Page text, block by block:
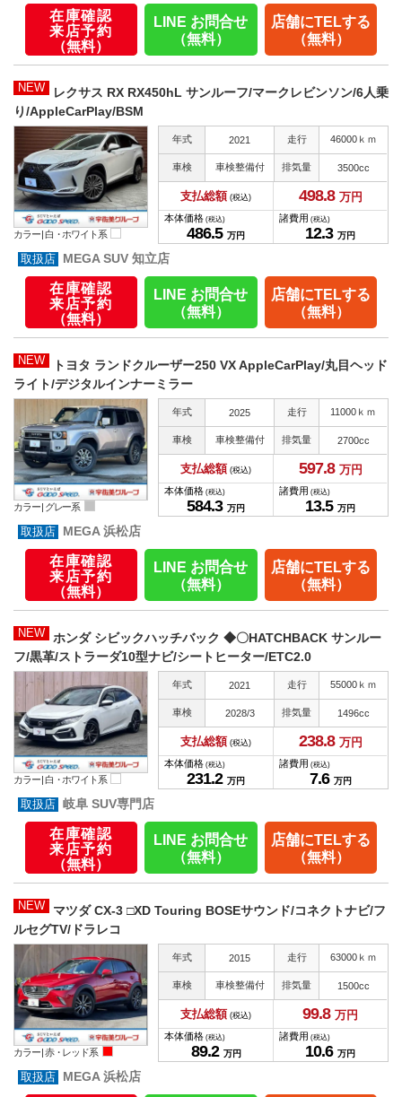
在庫確認
来店予約
（無料）
LINE お問合せ
（無料）
店舗にTELする
（無料）
NEW
レクサス RX RX450hL サンルーフ/マークレビンソン/6人乗
り/AppleCarPlay/BSM
カラー |白・ホワイト系
年式 2021 走行 46000ｋｍ
車検 車検整備付 排気量 3500cc
支払総額 (税込) 498.8 万円
本体価格 (税込)
486.5 万円
諸費用 (税込)
12.3 万円
MEGA SUV 知立店
在庫確認
来店予約
（無料）
LINE お問合せ
（無料）
店舗にTELする
（無料）
NEW
トヨタ ランドクルーザー250 VX AppleCarPlay/丸目ヘッド
ライト/デジタルインナーミラー
カラー | グレー系
年式 2025 走行 11000ｋｍ
車検 車検整備付 排気量 2700cc
支払総額 (税込) 597.8 万円
本体価格 (税込)
584.3 万円
諸費用 (税込)
13.5 万円
MEGA 浜松店
在庫確認
来店予約
（無料）
LINE お問合せ
（無料）
店舗にTELする
（無料）
NEW
ホンダ シビックハッチバック ◆〇HATCHBACK サンルー
フ/黒革/ストラーダ10型ナビ/シートヒーター/ETC2.0
カラー |白・ホワイト系
年式 2021 走行 55000ｋｍ
車検 2028/3 排気量 1496cc
支払総額 (税込) 238.8 万円
本体価格 (税込)
231.2 万円
諸費用 (税込)
7.6 万円
岐阜 SUV専門店
在庫確認
来店予約
（無料）
LINE お問合せ
（無料）
店舗にTELする
（無料）
NEW
マツダ CX-3 □XD Touring BOSEサウンド/コネクトナビ/フ
ルセグTV/ドラレコ
カラー |赤・レッド系
年式 2015 走行 63000ｋｍ
車検 車検整備付 排気量 1500cc
支払総額 (税込) 99.8 万円
本体価格 (税込)
89.2 万円
諸費用 (税込)
10.6 万円
MEGA 浜松店